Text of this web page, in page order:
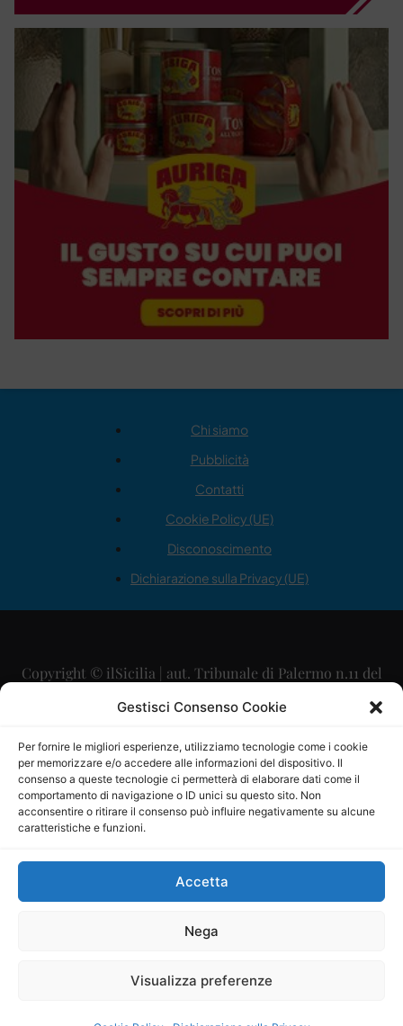
Gestisci Consenso Cookie
Per fornire le migliori esperienze, utilizziamo tecnologie come i cookie
per memorizzare e/o accedere alle informazioni del dispositivo. Il
consenso a queste tecnologie ci permetterà di elaborare dati come il
comportamento di navigazione o ID unici su questo sito. Non
acconsentire o ritirare il consenso può influire negativamente su alcune
caratteristiche e funzioni.
Accetta
Nega
Visualizza preferenze
Chi siamo
Pubblicità
Contatti
Cookie Policy (UE)
Disconoscimento
Dichiarazione sulla Privacy (UE)
Copyright © ilSicilia | aut. Tribunale di Palermo n.11 del
29/09/2015
Direttore Editoriale: Maurizio Scaglione
Direttore Responsabile: Maria Calabrese
P.IVA: 06334930820
Mercurio Comunicazione Società Cooperativa a r.l. è
iscritta al Registro degli Operatori di Comunicazione al
Sito gestito daLa Digitale srl–info@ladigitale.it